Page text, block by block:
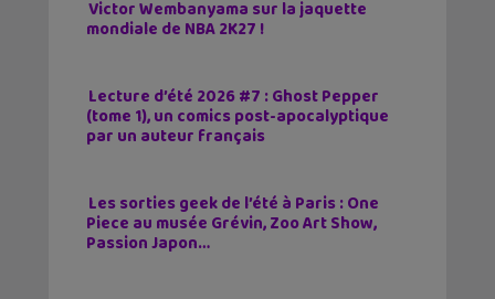
Victor Wembanyama sur la jaquette
mondiale de NBA 2K27 !
Lecture d’été 2026 #7 : Ghost Pepper
(tome 1), un comics post-apocalyptique
par un auteur français
Les sorties geek de l’été à Paris : One
Piece au musée Grévin, Zoo Art Show,
Passion Japon…